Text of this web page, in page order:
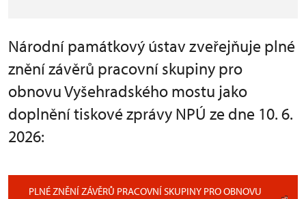
Národní památkový ústav zveřejňuje plné
znění závěrů pracovní skupiny pro
obnovu Vyšehradského mostu jako
doplnění tiskové zprávy NPÚ ze dne 10. 6.
2026:
PLNÉ ZNĚNÍ ZÁVĚRŮ PRACOVNÍ SKUPINY PRO OBNOVU